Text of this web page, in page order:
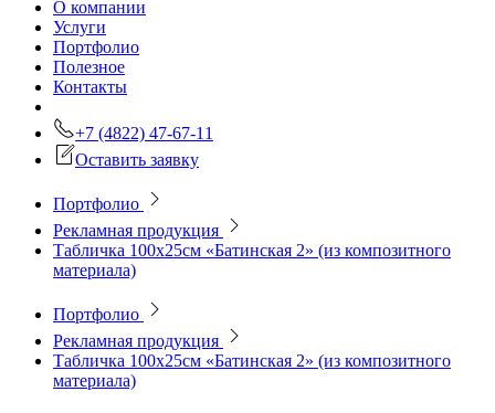
О компании
Услуги
Портфолио
Полезное
Контакты
+7 (4822) 47-67-11
Оставить заявку
Портфолио
Рекламная продукция
Табличка 100х25см «Батинская 2» (из композитного
материала)
Портфолио
Рекламная продукция
Табличка 100х25см «Батинская 2» (из композитного
материала)